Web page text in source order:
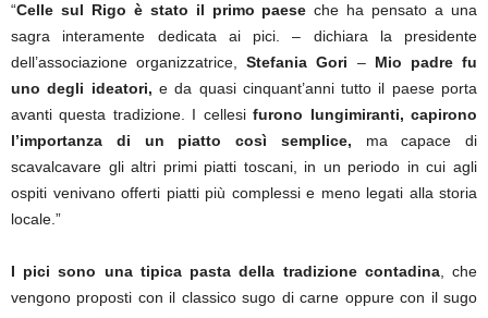
“Celle sul Rigo è stato il primo paese che ha pensato a una
sagra interamente dedicata ai pici. – dichiara la presidente
dell’associazione organizzatrice,Stefania Gori – Mio padre fu
uno degli ideatori, e da quasi cinquant’anni tutto il paese porta
avanti questa tradizione. I cellesifurono lungimiranti, capirono
l’importanza di un piatto così semplice, ma capace di
scavalcavare gli altri primi piatti toscani, in un periodo in cui agli
ospiti venivano offerti piatti più complessi e meno legati alla storia
locale.”
I pici sono una tipica pasta della tradizione contadina, che
vengono proposti con il classico sugo di carne oppure con il sugo